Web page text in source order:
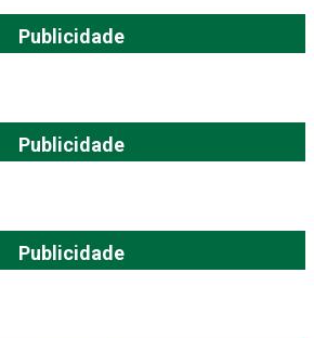
Publicidade
Publicidade
Publicidade